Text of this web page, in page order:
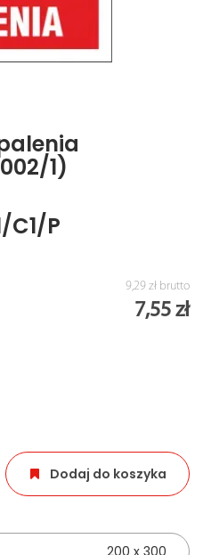
1)
C1/P
9,29 zł brutto
7,55 zł
Dodaj do koszyka